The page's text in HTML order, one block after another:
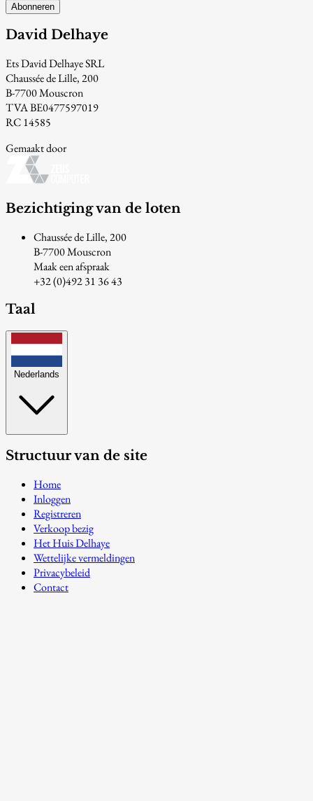
Abonneren
David Delhaye
Ets David Delhaye SRL
Chaussée de Lille, 200
B-7700 Mouscron
TVA BE0477597019
RC 14585
Gemaakt door
Bezichtiging van de loten
Chaussée de Lille, 200
B-7700 Mouscron
Maak een afspraak
+32 (0)492 31 36 43
Taal
Nederlands
Structuur van de site
Home
Inloggen
Registreren
Verkoop bezig
Het Huis Delhaye
Wettelijke vermeldingen
Privacybeleid
Contact